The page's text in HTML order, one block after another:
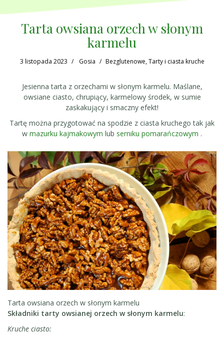
Tarta owsiana orzech w słonym
karmelu
3 listopada 2023 Gosia Bezglutenowe,Tarty i ciasta kruche
Jesienna tarta z orzechami w słonym karmelu. Maślane,
owsiane ciasto, chrupiący, karmelowy środek, w sumie
zaskakujący i smaczny efekt!
Tartę można przygotować na spodzie z ciasta kruchego tak jak
w mazurku kajmakowym lub serniku pomarańczowym .
Tarta owsiana orzech w słonym karmelu
Składniki tarty owsianej orzech w słonym karmelu:
Kruche ciasto: